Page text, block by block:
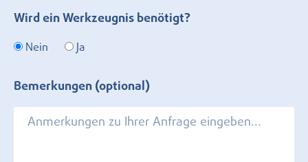
Wird ein Werkzeugnis benötigt?
Nein Ja
Bemerkungen (optional)